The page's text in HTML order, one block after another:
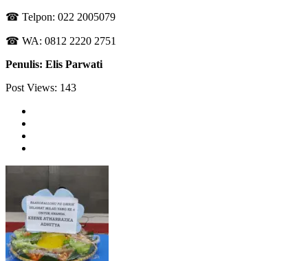
☎ Telpon: 022 2005079
☎ WA: 0812 2220 2751
Penulis: Elis Parwati
Post Views: 143